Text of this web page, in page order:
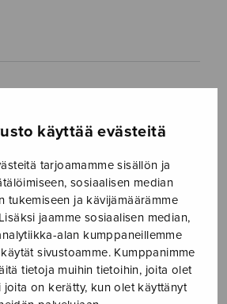
käyttää evästeitä
tarjoamamme sisällön ja
sosiaalisen median
tukemiseen ja kävijämäärämme
jaamme sosiaalisen median,
alan kumppaneillemme
sivustoamme. Kumppanimme
tietoja muihin tietoihin, joita olet
joita on kerätty, kun olet käyttänyt
› Sonic-sanctuaries_S3216-1
1